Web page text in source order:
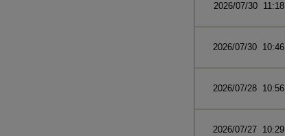
2026/07/30 11:18
2026/07/30 10:46
2026/07/28 10:56
2026/07/27 10:29